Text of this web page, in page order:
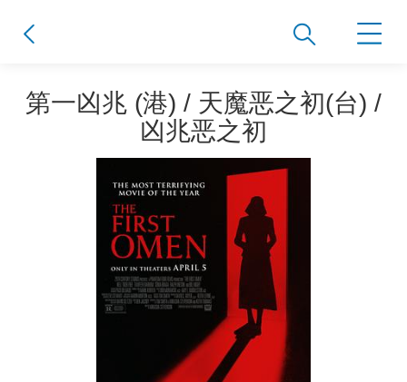
第一凶兆 (港) / 天魔恶之初(台) /
凶兆恶之初